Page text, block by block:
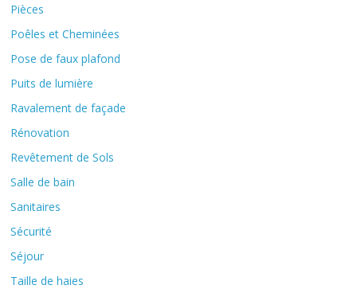
Pièces
Poêles et Cheminées
Pose de faux plafond
Puits de lumière
Ravalement de façade
Rénovation
Revêtement de Sols
Salle de bain
Sanitaires
Sécurité
Séjour
Taille de haies